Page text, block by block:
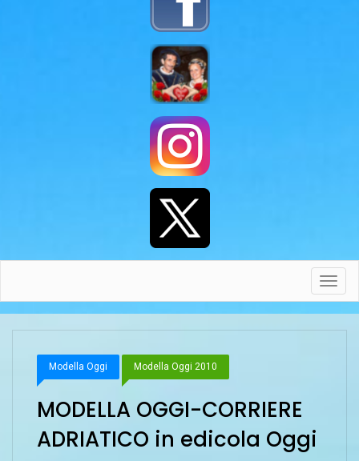
Modella Oggi Modella Oggi 2010
MODELLA OGGI-CORRIERE
ADRIATICO in edicola Oggi